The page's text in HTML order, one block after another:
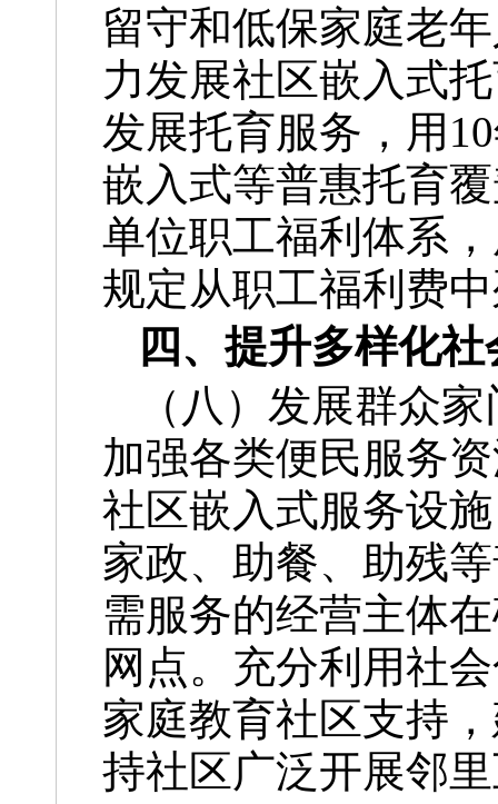
留守和低保家庭老
力发展社区嵌入式
发展托育服务，用
嵌入式等普惠托育
单位职工福利体系
规定从职工福利费
四、提升多样化
（八）发展群众
加强各类便民服务
社区嵌入式服务设
家政、助餐、助残
需服务的经营主体
网点。充分利用社
家庭教育社区支持
持社区广泛开展邻